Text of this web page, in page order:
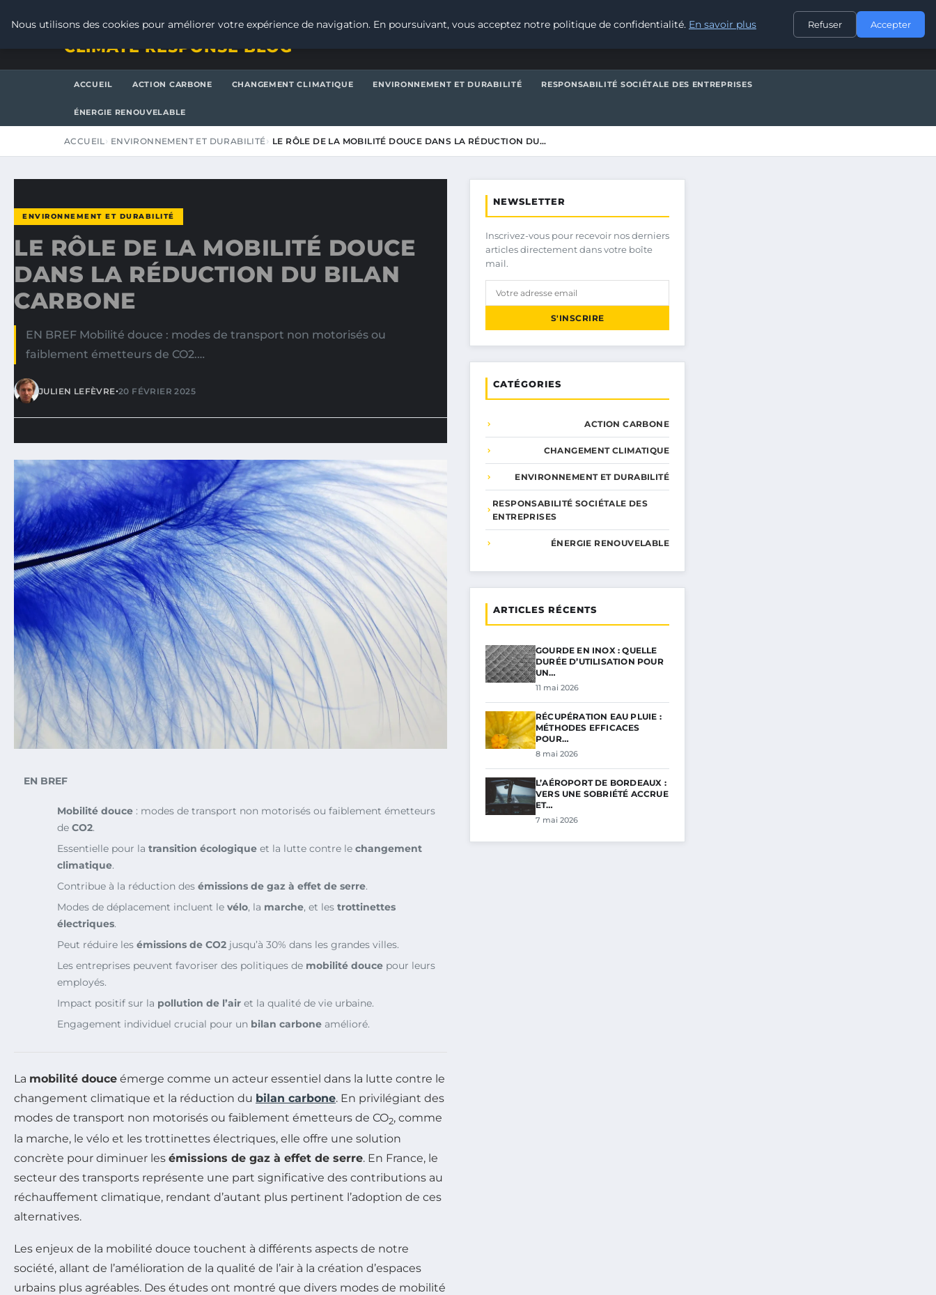
CONTACT
CLIMATE RESPONSE BLOG
ACCUEIL ACTION CARBONE CHANGEMENT CLIMATIQUE ENVIRONNEMENT ET DURABILITÉ RESPONSABILITÉ SOCIÉTALE DES ENTREPRISES
ÉNERGIE RENOUVELABLE
ACCUEIL ENVIRONNEMENT ET DURABILITÉ LE RÔLE DE LA MOBILITÉ DOUCE DANS LA RÉDUCTION DU…
ENVIRONNEMENT ET DURABILITÉ
LE RÔLE DE LA MOBILITÉ DOUCE
DANS LA RÉDUCTION DU BILAN
CARBONE
EN BREF Mobilité douce : modes de transport non motorisés ou
faiblement émetteurs de CO2.…
JULIEN LEFÈVRE•20 FÉVRIER 2025
EN BREF
Mobilité douce : modes de transport non motorisés ou faiblement émetteurs
de CO2.
Essentielle pour la transition écologique et la lutte contre le changement
climatique.
Contribue à la réduction des émissions de gaz à effet de serre.
Modes de déplacement incluent le vélo, la marche, et les trottinettes
électriques.
Peut réduire les émissions de CO2 jusqu’à 30% dans les grandes villes.
Les entreprises peuvent favoriser des politiques de mobilité douce pour leurs
employés.
Impact positif sur la pollution de l’air et la qualité de vie urbaine.
Engagement individuel crucial pour un bilan carbone amélioré.
La mobilité douce émerge comme un acteur essentiel dans la lutte contre le
changement climatique et la réduction du bilan carbone. En privilégiant des
modes de transport non motorisés ou faiblement émetteurs de CO2, comme
la marche, le vélo et les trottinettes électriques, elle offre une solution
concrète pour diminuer les émissions de gaz à effet de serre. En France, le
secteur des transports représente une part significative des contributions au
réchauffement climatique, rendant d’autant plus pertinent l’adoption de ces
alternatives.
Les enjeux de la mobilité douce touchent à différents aspects de notre
société, allant de l’amélioration de la qualité de l’air à la création d’espaces
urbains plus agréables. Des études ont montré que divers modes de mobilité
NEWSLETTER
Inscrivez-vous pour recevoir nos derniers
articles directement dans votre boîte
mail.
S'INSCRIRE
CATÉGORIES
ACTION CARBONE
CHANGEMENT CLIMATIQUE
ENVIRONNEMENT ET DURABILITÉ
RESPONSABILITÉ SOCIÉTALE DES
ENTREPRISES
ÉNERGIE RENOUVELABLE
ARTICLES RÉCENTS
GOURDE EN INOX : QUELLE
DURÉE D’UTILISATION POUR
UN…
11 mai 2026
RÉCUPÉRATION EAU PLUIE :
MÉTHODES EFFICACES
POUR…
8 mai 2026
L’AÉROPORT DE BORDEAUX :
VERS UNE SOBRIÉTÉ ACCRUE
ET…
7 mai 2026
Nous utilisons des cookies pour améliorer votre expérience de navigation. En poursuivant, vous acceptez notre politique de confidentialité. En savoir plus Refuser Accepter